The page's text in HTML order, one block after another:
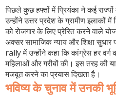
पिछले कुछ हफ्तों में प्रियंका ने कई
उन्होंने उत्तर प्रदेश के ग्रामीण इलाकों
को रोजगार के लिए प्रेरित करने वाले
अक्सर सामाजिक न्याय और शिक्षा
rally में उन्होंने कहा कि कांग्रेस हर
महिलाओं और गरीबों की। इस तरह की
मजबूत करने का प्रयास दिखता है।
भविष्य के चुनाव में उनकी